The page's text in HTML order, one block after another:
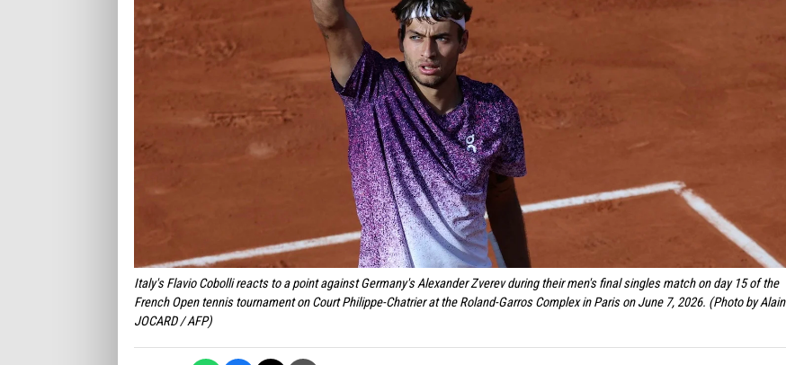
Italy's Flavio Cobolli reacts to a point against Germany's Alexander Zverev during their men's final singles match on day 15 of the
French Open tennis tournament on Court Philippe-Chatrier at the Roland-Garros Complex in Paris on June 7, 2026. (Photo by Alain
JOCARD / AFP)